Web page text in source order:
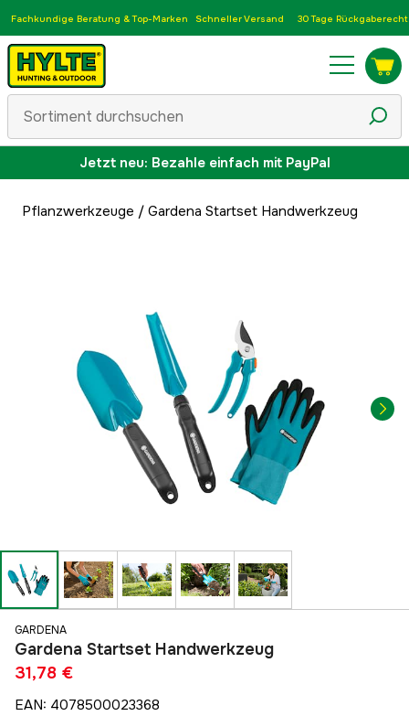
Fachkundige Beratung & Top-Marken Schneller Versand 30 Tage Rückgaberecht
Jetzt neu: Bezahle einfach mit PayPal
Pflanzwerkzeuge / Gardena Startset Handwerkzeug
GARDENA
Gardena Startset Handwerkzeug
31,78 €
EAN: 4078500023368